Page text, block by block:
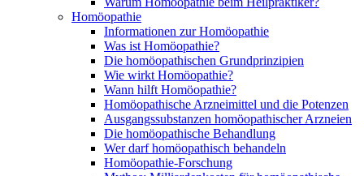
Homöopathie
Informationen zur Homöopathie
Was ist Homöopathie?
Die homöopathischen Grundprinzipien
Wie wirkt Homöopathie?
Wann hilft Homöopathie?
Homöopathische Arzneimittel und die Potenzen
Ausgangssubstanzen homöopathischer Arzneien
Die homöopathische Behandlung
Wer darf homöopathisch behandeln
Homöopathie-Forschung